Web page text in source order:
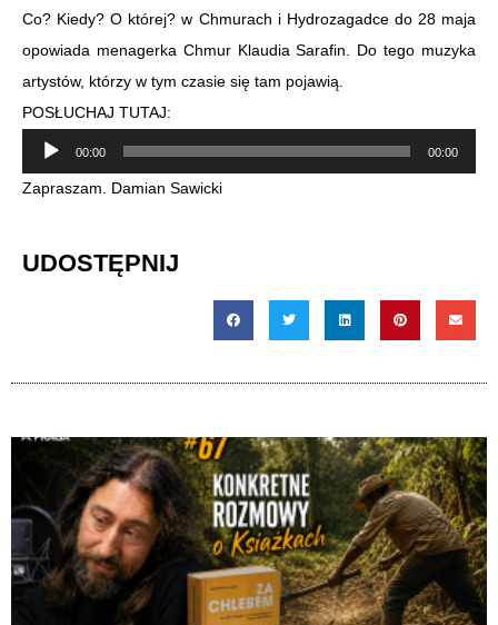
Co? Kiedy? O której? w Chmurach i Hydrozagadce do 28 maja
opowiada menagerka Chmur Klaudia Sarafin. Do tego muzyka
artystów, którzy w tym czasie się tam pojawią.
POSŁUCHAJ TUTAJ:
Odtwarzacz
plików
00:00 00:00
Zapraszam. Damian Sawicki
UDOSTĘPNIJ